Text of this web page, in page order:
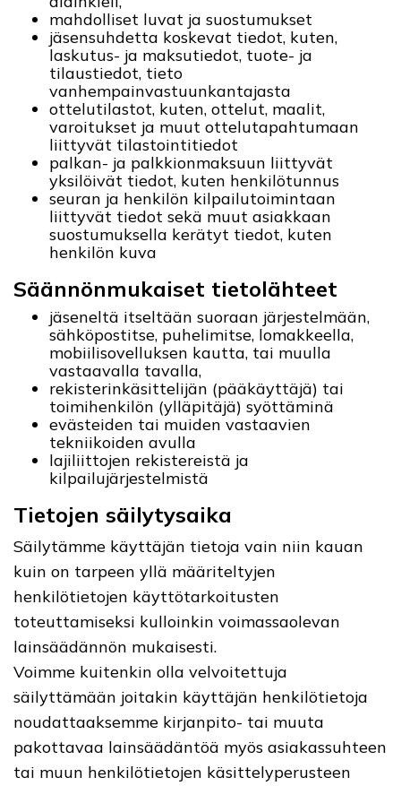
mahdolliset luvat ja suostumukset
jäsensuhdetta koskevat tiedot, kuten,
laskutus- ja maksutiedot, tuote- ja
tilaustiedot, tieto
vanhempainvastuunkantajasta
ottelutilastot, kuten, ottelut, maalit,
varoitukset ja muut ottelutapahtumaan
liittyvät tilastointitiedot
palkan- ja palkkionmaksuun liittyvät
yksilöivät tiedot, kuten henkilötunnus
seuran ja henkilön kilpailutoimintaan
liittyvät tiedot sekä muut asiakkaan
suostumuksella kerätyt tiedot, kuten
henkilön kuva
Säännönmukaiset tietolähteet
jäseneltä itseltään suoraan järjestelmään,
sähköpostitse, puhelimitse, lomakkeella,
mobiilisovelluksen kautta, tai muulla
vastaavalla tavalla,
rekisterinkäsittelijän (pääkäyttäjä) tai
toimihenkilön (ylläpitäjä) syöttäminä
evästeiden tai muiden vastaavien
tekniikoiden avulla
lajiliittojen rekistereistä ja
kilpailujärjestelmistä
Tietojen säilytysaika
Säilytämme käyttäjän tietoja vain niin kauan
kuin on tarpeen yllä määriteltyjen
henkilötietojen käyttötarkoitusten
toteuttamiseksi kulloinkin voimassaolevan
lainsäädännön mukaisesti.
Voimme kuitenkin olla velvoitettuja
säilyttämään joitakin käyttäjän henkilötietoja
noudattaaksemme kirjanpito- tai muuta
pakottavaa lainsäädäntöä myös asiakassuhteen
tai muun henkilötietojen käsittelyperusteen